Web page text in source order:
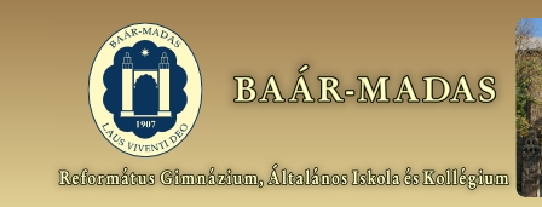
Baár–
Madas
Református
Gimnázium,
Általános